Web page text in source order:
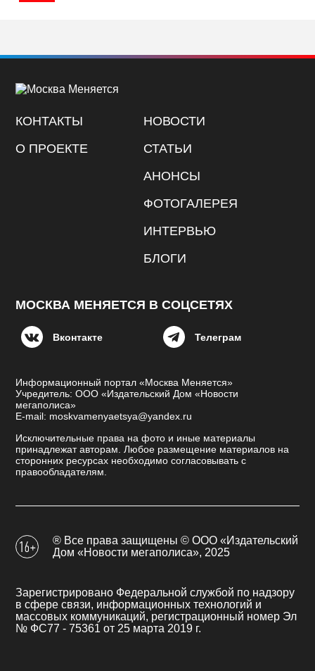
КОНТАКТЫ
О ПРОЕКТЕ
НОВОСТИ
СТАТЬИ
АНОНСЫ
ФОТОГАЛЕРЕЯ
ИНТЕРВЬЮ
БЛОГИ
МОСКВА МЕНЯЕТСЯ В СОЦСЕТЯХ
Вконтакте Телеграм
Информационный портал «Москва Меняется»
Учредитель: ООО «Издательский Дом «Новости
мегаполиса»
E-mail: moskvamenyaetsya@yandex.ru
Исключительные права на фото и иные материалы
принадлежат авторам. Любое размещение материалов на
сторонних ресурсах необходимо согласовывать с
правообладателям.
® Все права защищены © ООО «Издательский
Дом «Новости мегаполиса», 2025
Зарегистрировано Федеральной службой по надзору
в сфере связи, информационных технологий и
массовых коммуникаций, регистрационный номер Эл
№ ФС77 - 75361 от 25 марта 2019 г.